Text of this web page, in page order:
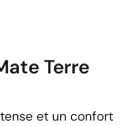
Terre
et un confort